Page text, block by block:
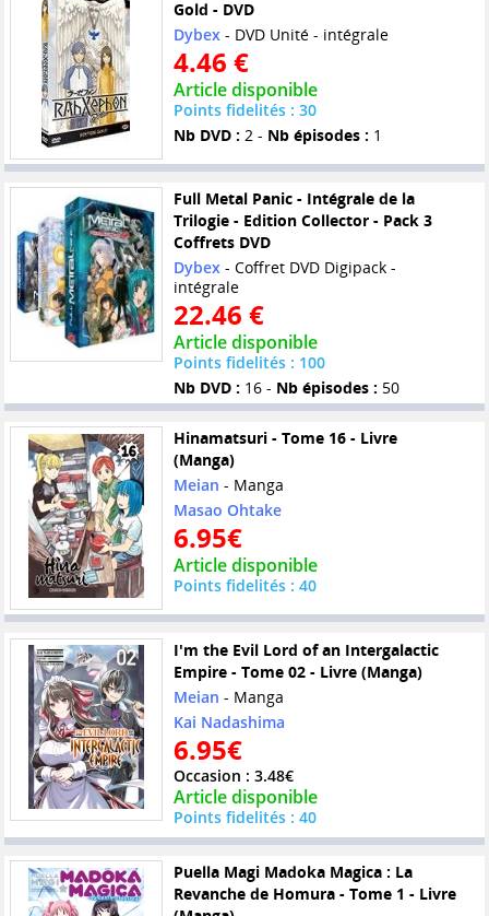
Gold - DVD
Dybex- DVD Unité - intégrale
4.46 €
Article disponible
Points fidelités : 30
Nb DVD : 2 - Nb épisodes : 1
Full Metal Panic - Intégrale de la
Trilogie - Edition Collector - Pack 3
Coffrets DVD
Dybex- Coffret DVD Digipack -
intégrale
22.46 €
Article disponible
Points fidelités : 100
Nb DVD : 16 - Nb épisodes : 50
Hinamatsuri - Tome 16 - Livre
(Manga)
Meian - Manga
Masao Ohtake
6.95€
Article disponible
Points fidelités : 40
I'm the Evil Lord of an Intergalactic
Empire - Tome 02 - Livre (Manga)
Meian - Manga
Kai Nadashima
6.95€
Occasion : 3.48€
Article disponible
Points fidelités : 40
Puella Magi Madoka Magica : La
Revanche de Homura - Tome 1 - Livre